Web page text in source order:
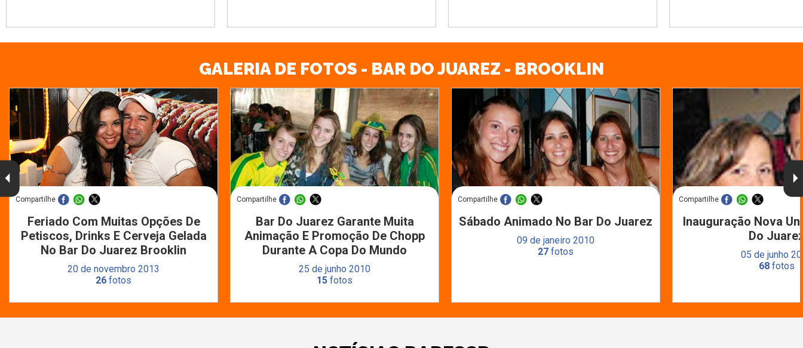
GALERIA DE FOTOS - BAR DO JUAREZ - BROOKLIN
Compartilhe
Feriado Com Muitas Opções De
Petiscos, Drinks E Cerveja Gelada
No Bar Do Juarez Brooklin
20 de novembro 2013
26 fotos
Compartilhe
Bar Do Juarez Garante Muita
Animação E Promoção De Chopp
Durante A Copa Do Mundo
25 de junho 2010
15 fotos
Compartilhe
Sábado Animado No Bar Do Juarez
09 de janeiro 2010
27 fotos
Compartilhe
Inauguração Nova
Do
05 de junho
68 fotos